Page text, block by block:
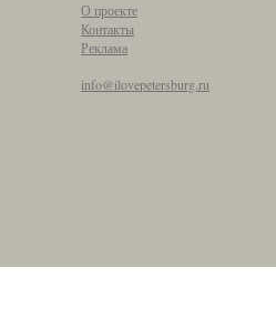
О проекте
Контакты
Реклама
info@ilovepetersburg.ru